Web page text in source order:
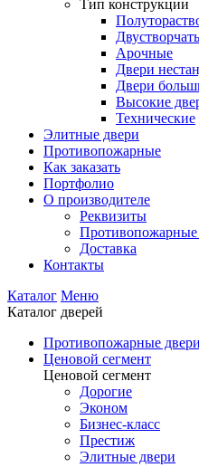
Тип конструкции
Арочные
Двери
Двери
Высокие
Технические
Элитные двери
Противопожарные
Как заказать
Портфолио
О производителе
Реквизиты
Противопожарные
Доставка
Контакты
Каталог Меню
Каталог дверей
Противопожарные двери
Ценовой сегмент
Ценовой сегмент
Дорогие
Эконом
Бизнес-класс
Престиж
Элитные двери